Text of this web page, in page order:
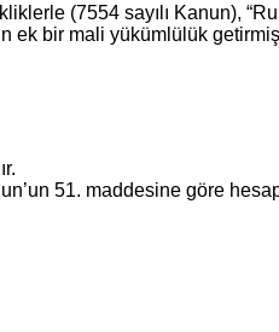
(7554 sayılı Kanun),
ek bir mali yükümlülük
51. maddesine göre